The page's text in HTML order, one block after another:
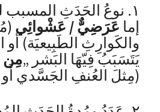
١. نوعُ الحَدَثِ المسبب
إما عَرَضِيٌّ / عَشْوائِي
والكَوارِثِ الطَبِيعيَة)
يَتَسَبَبُ فِيّهَا البَشر „مِن
(مِثلَ العُنفِ الجَسَّدي